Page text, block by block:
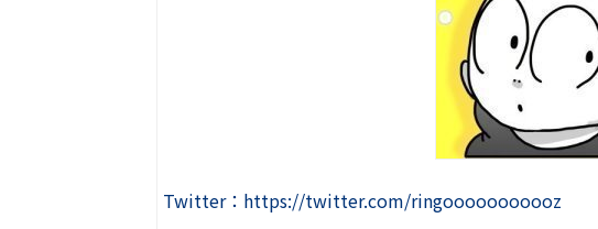
Twitter：https://twitter.com/ringooooooooooz